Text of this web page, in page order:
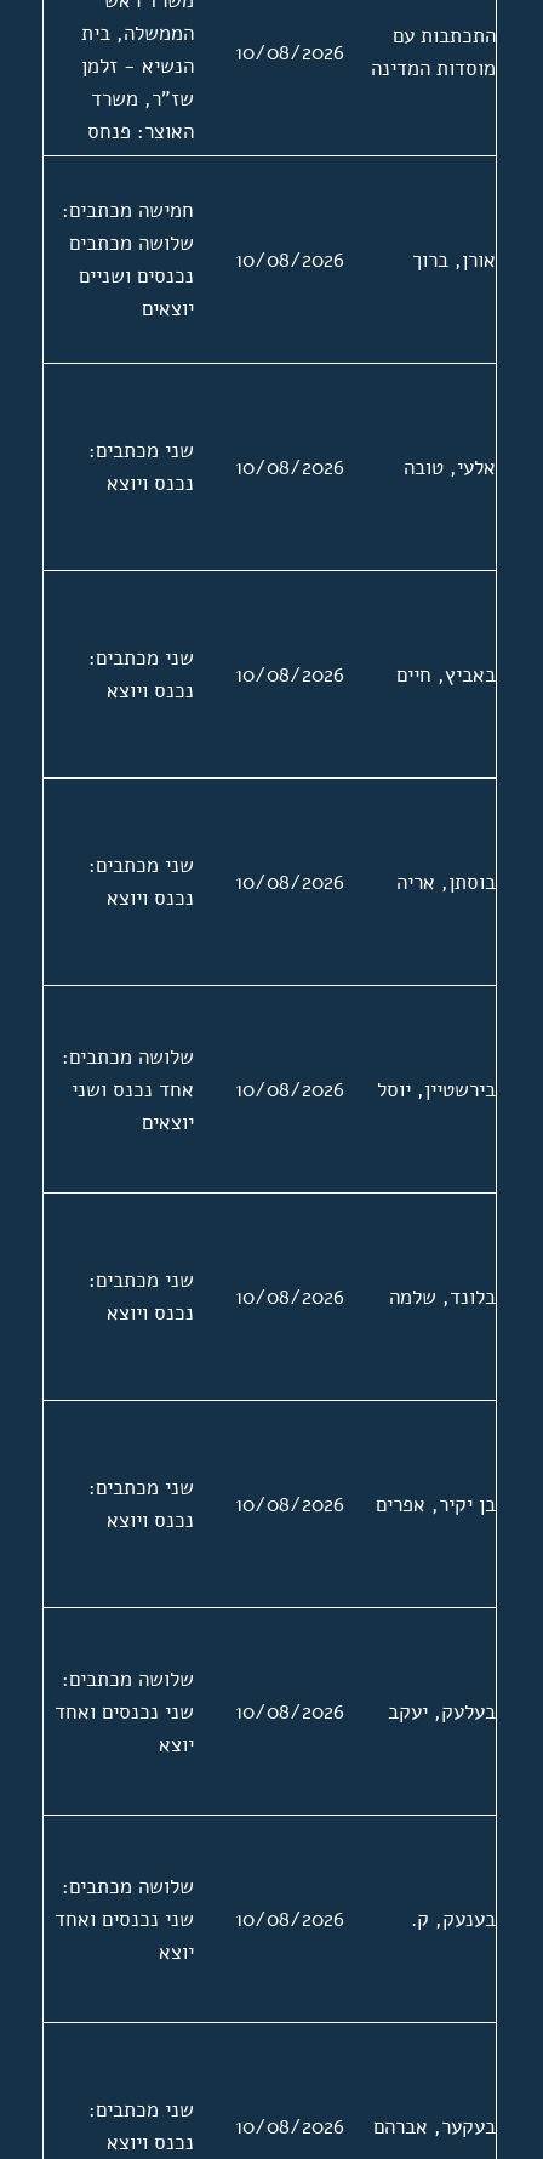
העולמי. אישים:
משה ארם, חיים
לבנון, אברהם
בקר, יהושע לוי
ישראל
ישראל פולק, משה
ריבלין, דוד צימנד
התכתבות עם
מוסדות המדינה
10/08/2026
הממשלה, בית
הנשיא - זלמן
שז"ר, משרד
האוצר: פנחס
ספיר, משרד
הפנים, משרד
העבודה: גולדה
אורן, ברוך 10/08/2026
חמישה מכתבים:
שלושה מכתבים
נכנסים ושניים
יוצאים
אלעי, טובה 10/08/2026
שני מכתבים:
נכנס ויוצא
באביץ, חיים 10/08/2026
שני מכתבים:
נכנס ויוצא
בוסתן, אריה 10/08/2026
שני מכתבים:
נכנס ויוצא
בירשטיין, יוסל 10/08/2026
שלושה מכתבים:
אחד נכנס ושני
יוצאים
בלונד, שלמה 10/08/2026
שני מכתבים:
נכנס ויוצא
בן יקיר, אפרים 10/08/2026
שני מכתבים:
נכנס ויוצא
בעלעק, יעקב 10/08/2026
שלושה מכתבים:
שני נכנסים ואחד
יוצא
בענעק, ק. 10/08/2026
שלושה מכתבים:
שני נכנסים ואחד
יוצא
בעקער, אברהם 10/08/2026
שני מכתבים:
נכנס ויוצא